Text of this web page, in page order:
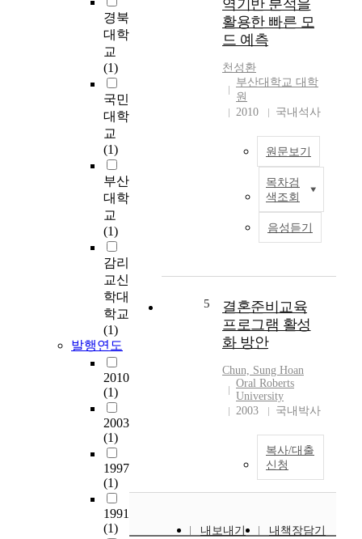
경북
대학
교
(1)
국민
대학
교
(1)
부산
대학
교
(1)
감리
교신
학대
학교
(1)
발행연도
2010
(1)
2003
(1)
1997
(1)
1991
(1)
역기반 분석을
활용한 빠른 모
드 예측
천성환
부산대학교 대학
원
2010
국내석사
원문보기
목차검
색조회
음성듣기
i
5
결혼준비교육
프로그램 활성
화 방안
Chun, Sung Hoan
Oral Roberts
University
2003
국내박사
복사/대출
신청
내보내기
내책장담기